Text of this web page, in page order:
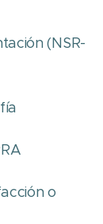
(NSR-
o